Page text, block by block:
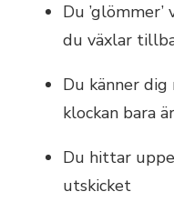
Du
du växlar
Du känner
klockan bara
Du hittar
utskicket